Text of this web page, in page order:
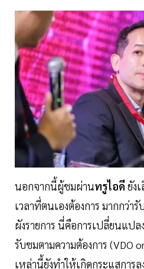
นอกจากนี้ผู้ชมผ่านทรูไอดี ยัง
เวลาที่ตนเองต้องการ มากกว่า
ผังรายการ นี่คือการเปลี่ยนแปล
รับชมตามความต้องการ (VDO
เหล่านี้ยังทำให้เกิดกระแสการ